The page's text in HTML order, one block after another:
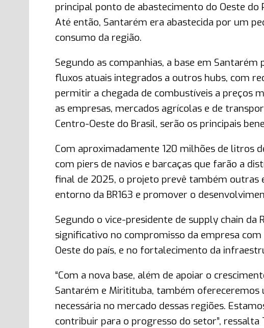
principal ponto de abastecimento do Oeste do
Até então, Santarém era abastecida por um
consumo da região.
Segundo as companhias, a base em
fluxos atuais integrados a outros hubs, com
permitir a chegada de combustíveis a preços
as empresas, mercados agrícolas e de
Centro-Oeste do Brasil, serão os principais
Com aproximadamente 120 milhões de litros
com piers de navios e barcaças que farão a
final de 2025, o projeto prevê também
entorno da BR163 e promover o
Segundo o vice-presidente de supply chain da
significativo no compromisso da empresa
Oeste do país, e no fortalecimento da
“Com a nova base, além de apoiar o
Santarém e Miritituba, também
necessária no mercado dessas regiões.
contribuir para o progresso do setor”, ressalta